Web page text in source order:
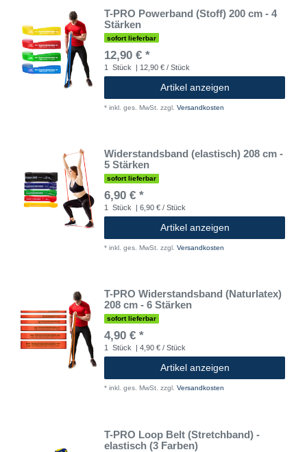
T-PRO Powerband (Stoff) 200 cm - 4
Stärken
sofort lieferbar
12,90 € *
1 Stück | 12,90 € / Stück
Artikel anzeigen
* inkl. ges. MwSt. zzgl. Versandkosten
Widerstandsband (elastisch) 208 cm -
5 Stärken
sofort lieferbar
6,90 € *
1 Stück | 6,90 € / Stück
Artikel anzeigen
* inkl. ges. MwSt. zzgl. Versandkosten
T-PRO Widerstandsband (Naturlatex)
208 cm - 6 Stärken
sofort lieferbar
4,90 € *
1 Stück | 4,90 € / Stück
Artikel anzeigen
* inkl. ges. MwSt. zzgl. Versandkosten
T-PRO Loop Belt (Stretchband) -
elastisch (3 Farben)